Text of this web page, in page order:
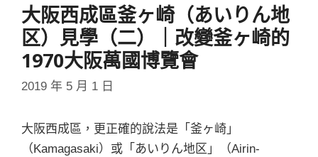
大阪西成區釜ヶ崎（あいりん地
区）見學（二）｜改變釜ヶ崎的
1970大阪萬國博覽會
2019 年 5 月 1 日
大阪西成區，更正確的說法是「釜ヶ崎」
（Kamagasaki）或「あいりん地区」（Airin-